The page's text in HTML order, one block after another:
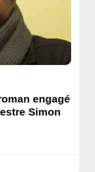
engagé
Simon